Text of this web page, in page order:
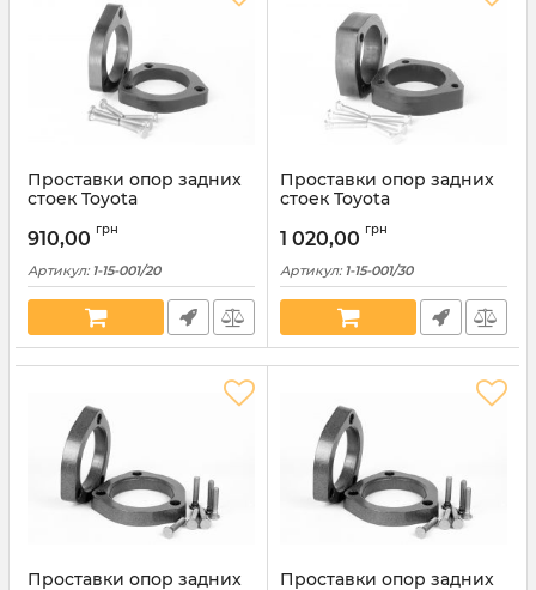
Проставки опор задних
стоек Toyota
15-001/20)
910,00 грн
Артикул: 1-15-001/20
Проставки опор задних
стоек Toyota
15-001/30)
1 020,00 грн
Артикул: 1-15-001/30
Проставки опор задних
Проставки опор задних